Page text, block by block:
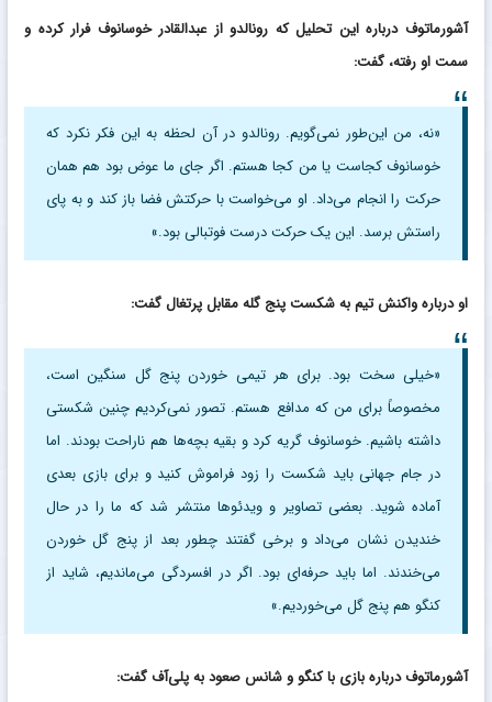
آشورماتوف درباره این تحلیل که رونالدو از عبدالقادر خوسانوف فرار کرده و
سمت او رفته، گفت:
«نه، من این‌طور نمی‌گویم. رونالدو در آن لحظه به این فکر نکرد که
خوسانوف کجاست یا من کجا هستم. اگر جای ما عوض بود هم همان
حرکت را انجام می‌داد. او می‌خواست با حرکتش فضا باز کند و به پای
راستش برسد. این یک حرکت درست فوتبالی بود.»
او درباره واکنش تیم به شکست پنج گله مقابل پرتغال گفت:
«خیلی سخت بود. برای هر تیمی خوردن پنج گل سنگین است،
مخصوصاً برای من که مدافع هستم. تصور نمی‌کردیم چنین شکستی
داشته باشیم. خوسانوف گریه کرد و بقیه بچه‌ها هم ناراحت بودند. اما
در جام جهانی باید شکست را زود فراموش کنید و برای بازی بعدی
آماده شوید. بعضی تصاویر و ویدئوها منتشر شد که ما را در حال
خندیدن نشان می‌داد و برخی گفتند چطور بعد از پنج گل خوردن
می‌خندند. اما باید حرفه‌ای بود. اگر در افسردگی می‌ماندیم، شاید از
کنگو هم پنج گل می‌خوردیم.»
آشورماتوف درباره بازی با کنگو و شانس صعود به پلی‌آف گفت: